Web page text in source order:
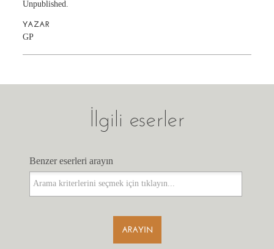
Unpublished.
YAZAR
GP
İlgili eserler
Benzer eserleri arayın
Benzer eserleri arayın
ARAYIN